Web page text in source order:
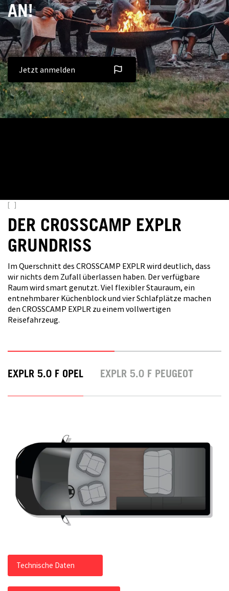
AN!
Jetzt anmelden
[ ]
DER CROSSCAMP EXPLR
GRUNDRISS
Im Querschnitt des CROSSCAMP EXPLR wird deutlich, dass
wir nichts dem Zufall überlassen haben. Der verfügbare
Raum wird smart genutzt. Viel flexibler Stauraum, ein
entnehmbarer Küchenblock und vier Schlafplätze machen
den CROSSCAMP EXPLR zu einem vollwertigen
Reisefahrzeug.
EXPLR 5.0 F OPEL EXPLR 5.0 F PEUGEOT
Technische Daten